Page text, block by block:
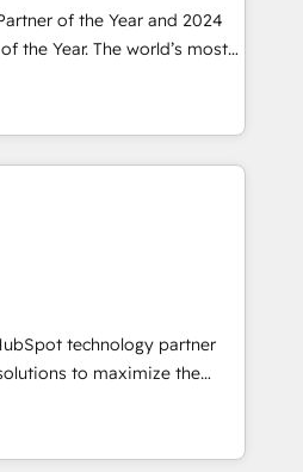
✔️ User adoption
Through project-
through the
- delivering the right
of the Year and 2024
the Year. The world’s most
HubSpot Solutions
EMEA, APAC and NAM,
programmes and
to AI-powered automation,
is proof of trust built through
technology partner
to maximize the
HubSpot. The fastest-
facilitator, MakeWebBetter,
HubSpot expertise &